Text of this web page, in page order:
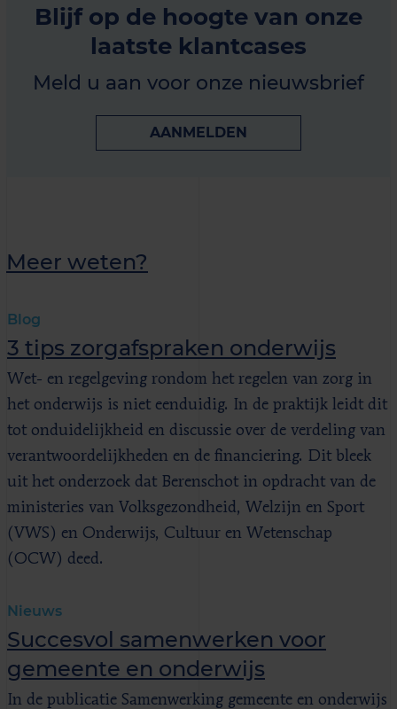
Blijf op de hoogte van onze
laatste klantcases
Meld u aan voor onze nieuwsbrief
AANMELDEN
Meer weten?
Blog
3 tips zorgafspraken onderwijs
Wet- en regelgeving rondom het regelen van zorg in
het onderwijs is niet eenduidig. In de praktijk leidt dit
tot onduidelijkheid en discussie over de verdeling van
verantwoordelijkheden en de financiering. Dit bleek
uit het onderzoek dat Berenschot in opdracht van de
ministeries van Volksgezondheid, Welzijn en Sport
(VWS) en Onderwijs, Cultuur en Wetenschap
(OCW) deed.
Nieuws
Succesvol samenwerken voor
gemeente en onderwijs
In de publicatie Samenwerking gemeente en onderwijs